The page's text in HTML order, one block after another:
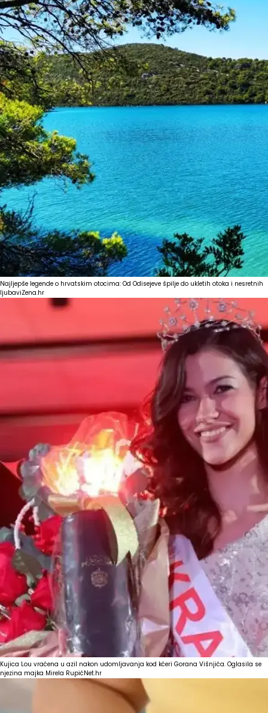
Najljepše legende o hrvatskim otocima: Od Odisejeve špilje do ukletih otoka i nesretnih
ljubaviZena.hr
Kujica Lou vraćena u azil nakon udomljavanja kod kćeri Gorana Višnjića. Oglasila se
njezina majka Mirela RupićNet.hr